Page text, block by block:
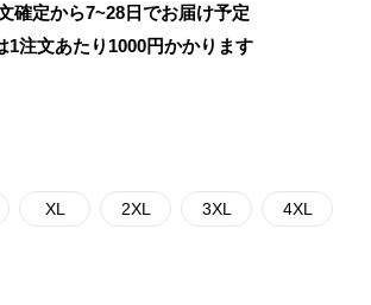
確定から7~28日でお届け予定
1注文あたり 1000円かかります
XL 2XL 3XL 4XL